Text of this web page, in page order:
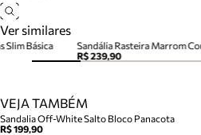
Ver similares
R$ 239,90
Slim Básica
VEJA TAMBÉM
Sandalia Off-White Salto Bloco Panacota
R$ 199,90